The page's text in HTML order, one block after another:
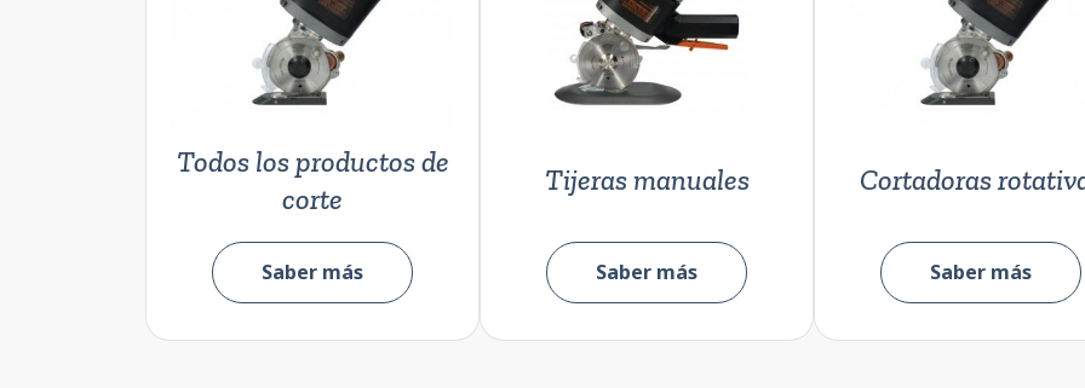
Todos los productos de
corte
Saber más
Tijeras manuales
Saber más
Cortadoras
Saber más